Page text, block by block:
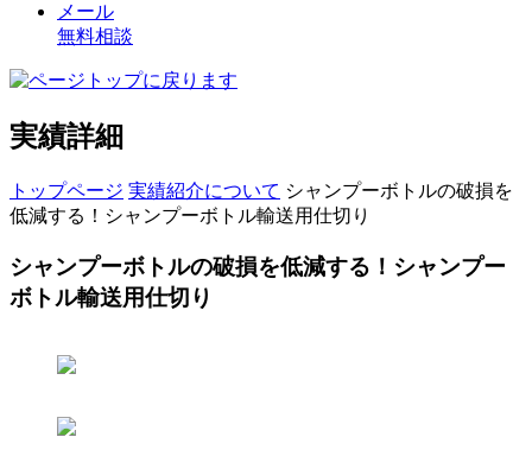
メール
無料相談
実績詳細
トップページ 実績紹介について シャンプーボトルの破損を
低減する！シャンプーボトル輸送用仕切り
シャンプーボトルの破損を低減する！シャンプー
ボトル輸送用仕切り